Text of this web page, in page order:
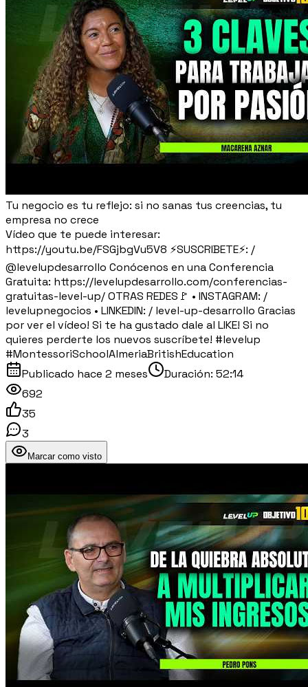
Tu negocio es tu reflejo: si no sanas tus creencias, tu
empresa no crece
Vídeo que te puede interesar:
https://youtu.be/FSGjbgVu5V8 ⚡SUSCRIBETE⚡: /
@levelupdesarrollo Conócenos en una Conferencia
Gratuita: https://levelupdesarrollo.com/conferencias-
gratuitas-level-up/ OTRAS REDES🚩 • INSTAGRAM: /
levelupnegocios • LINKEDIN: / level-up-desarrollo Gracias
por ver el vídeo! Si te ha gustado dale al LIKE! Si no
quieres perderte los nuevos suscríbete! #levelup
#MontessoriSchoolAlmeriaBritishEducation
Publicado hace 2 meses Duración: 52:14
692
35
3
Marcar como visto